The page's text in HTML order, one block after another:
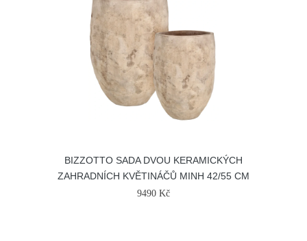
BIZZOTTO SADA DVOU KERAMICKÝCH
ZAHRADNÍCH KVĚTINÁČŮ MINH 42/55 CM
9490 Kč